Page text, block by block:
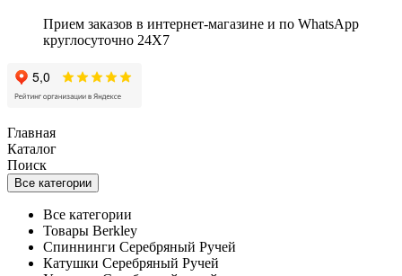
Прием заказов в интернет-магазине и по WhatsApp
круглосуточно 24X7
Главная
Каталог
Поиск
Все категории
Все категории
Товары Berkley
Спиннинги Серебряный Ручей
Катушки Серебряный Ручей